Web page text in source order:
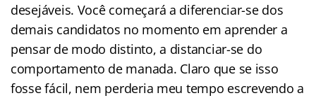
desejáveis. Você começará a diferenciar-se dos
demais candidatos no momento em aprender a
pensar de modo distinto, a distanciar-se do
comportamento de manada. Claro que se isso
fosse fácil, nem perderia meu tempo escrevendo a